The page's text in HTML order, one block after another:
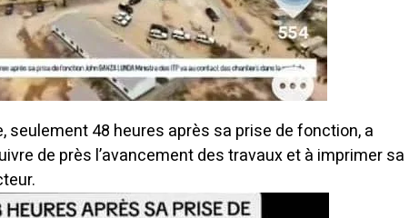
seulement 48 heures après sa prise de fonction, a
de près l’avancement des travaux et à imprimer sa